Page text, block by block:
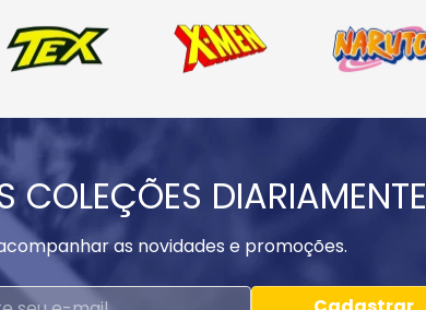
COLEÇÕES DIARIAMENTE
as novidades e promoções.